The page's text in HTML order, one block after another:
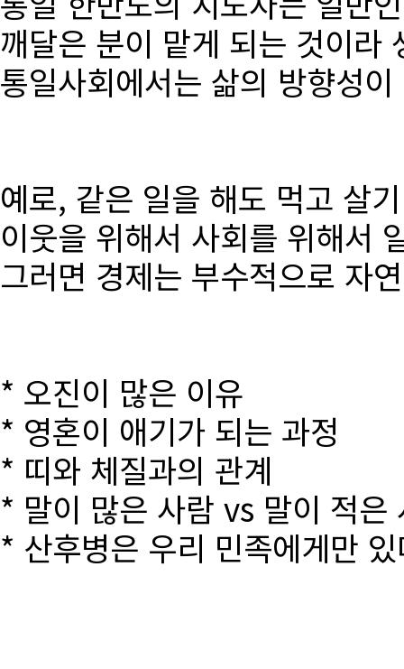
깨달은 분이 맡게 되는 것이라
통일사회에서는 삶의 방향성
예로, 같은 일을 해도 먹고 살
이웃을 위해서 사회를 위해서
그러면 경제는 부수적으로 자
* 오진이 많은 이유
* 영혼이 애기가 되는 과정
* 띠와 체질과의 관계
* 말이 많은 사람 vs 말이 적은
* 산후병은 우리 민족에게만